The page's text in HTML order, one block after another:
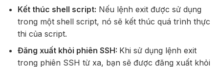
Kết thúc shell script: Nếu lệnh exit được sử dụng
trong một shell script, nó sẽ kết thúc quá trình thực
thi của script.
Đăng xuất khỏi phiên SSH: Khi sử dụng lệnh exit
trong phiên SSH từ xa, bạn sẽ được đăng xuất khỏi